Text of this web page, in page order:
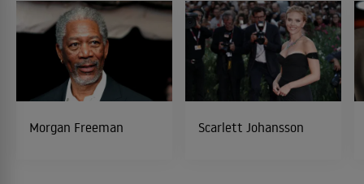
Morgan Freeman Scarlett Johansson